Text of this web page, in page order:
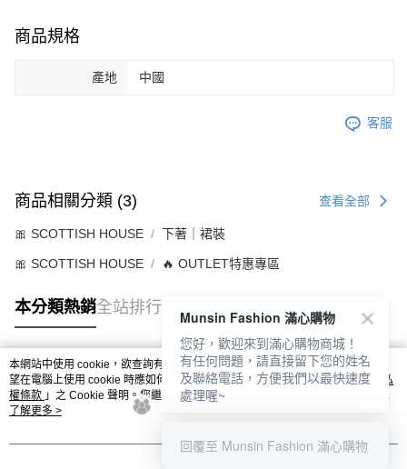
商品規格
產地 中國
客服
商品相關分類 (3) 查看全部
🎀 SCOTTISH HOUSE 下著｜裙裝
🎀 SCOTTISH HOUSE 🔥 OUTLET特惠專區
本分類熱銷全站排行
熱門標籤
本網站中使用 cookie，欲查詢有關本網站使用 cookie 方式之詳情，及若您不希
望在電腦上使用 cookie 時應如何變更電腦的 cookie 設定，請參閱本網站「
隱私
權條款 」之 Cookie 聲明。您繼續使用本網站即表示您同意本公司得按本網站使
用條款之 Cookie 聲明使用 cookie。
了解更多 >
Munsin Fashion 滿心購物
您好，歡迎來到滿心購物商城！
有任何問題，請直接留下您的姓名
及聯絡電話，方便我們以最快速度
處理喔~
回覆至 Munsin Fashion 滿心購物